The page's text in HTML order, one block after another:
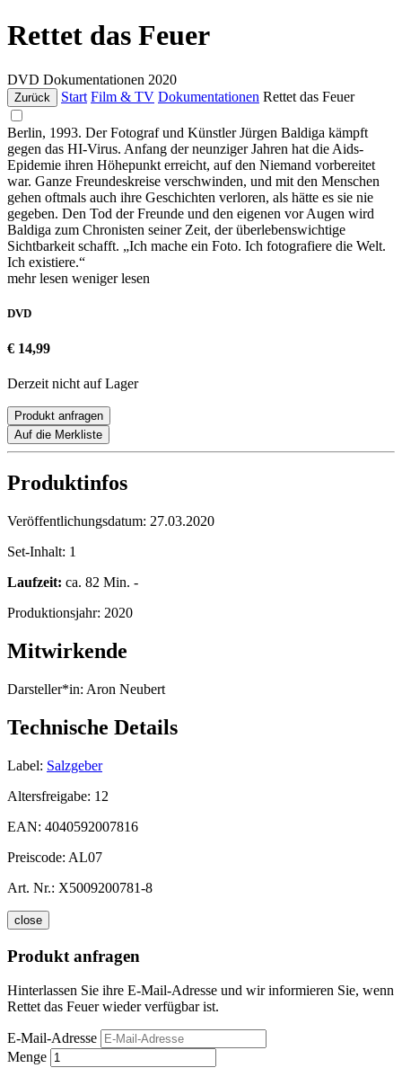
Rettet das Feuer
DVD Dokumentationen 2020
Zurück Start Film & TV Dokumentationen Rettet das Feuer
Berlin, 1993. Der Fotograf und Künstler Jürgen Baldiga kämpft
gegen das HI-Virus. Anfang der neunziger Jahren hat die Aids-
Epidemie ihren Höhepunkt erreicht, auf den Niemand vorbereitet
war. Ganze Freundeskreise verschwinden, und mit den Menschen
gehen oftmals auch ihre Geschichten verloren, als hätte es sie nie
gegeben. Den Tod der Freunde und den eigenen vor Augen wird
Baldiga zum Chronisten seiner Zeit, der überlebenswichtige
Sichtbarkeit schafft. „Ich mache ein Foto. Ich fotografiere die Welt.
Ich existiere.“
mehr lesen weniger lesen
DVD
€ 14,99
Derzeit nicht auf Lager
Produkt anfragen
Auf die Merkliste
Produktinfos
Veröffentlichungsdatum: 27.03.2020
Set-Inhalt: 1
Laufzeit: ca. 82 Min. -
Produktionsjahr: 2020
Mitwirkende
Darsteller*in: Aron Neubert
Technische Details
Label: Salzgeber
Altersfreigabe: 12
EAN: 4040592007816
Preiscode: AL07
Art. Nr.: X5009200781-8
close
Produkt anfragen
Hinterlassen Sie ihre E-Mail-Adresse und wir informieren Sie, wenn
Rettet das Feuer wieder verfügbar ist.
E-Mail-Adresse
Menge